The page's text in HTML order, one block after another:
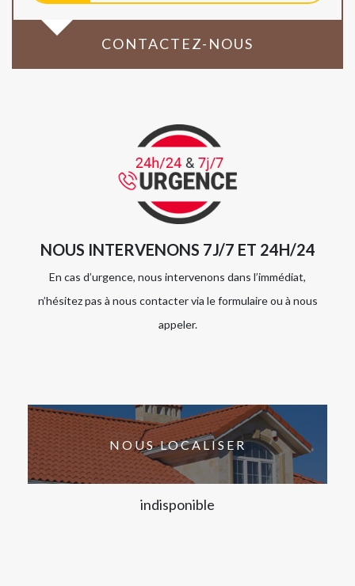
CONTACTEZ-NOUS
NOUS INTERVENONS 7J/7 ET 24H/24
En cas d’urgence, nous intervenons dans l’immédiat,
n’hésitez pas à nous contacter via le formulaire ou à nous
appeler.
NOUS LOCALISER
indisponible